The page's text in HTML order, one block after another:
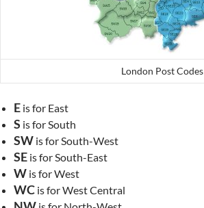
London Post Codes
E is for East
S is for South
SW is for South-West
SE is for South-East
W is for West
WC is for West Central